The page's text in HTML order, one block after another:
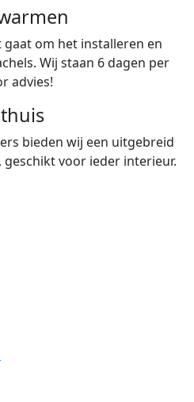
om het installeren en
Wij staan 6 dagen per
advies!
bieden wij een uitgebreid
voor ieder interieur.